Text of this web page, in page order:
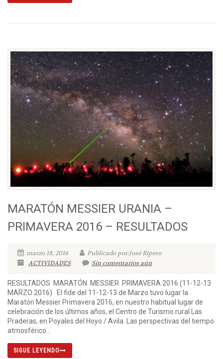
MARATÓN MESSIER URANIA –
PRIMAVERA 2016 – RESULTADOS
marzo 18, 2016
Publicado por:José Ripero
ACTIVIDADES
Sin comentarios aún
RESULTADOS MARATÓN MESSIER PRIMAVERA 2016 (11-12-13
MARZO 2016) El fide del 11-12-13 de Marzo tuvo lugar la
Maratón Messier Primavera 2016, en nuestro habitual lugar de
celebración de los últimos años, el Centro de Turismo rural Las
Praderas, en Poyales del Hoyo / Avila. Las perspectivas del tiempo
atmosférico...
SIGUE LEYENDO